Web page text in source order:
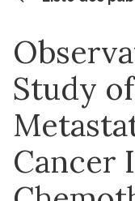
Study
Cancer